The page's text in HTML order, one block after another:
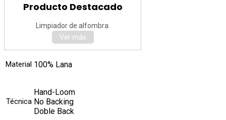
Producto Destacado
Limpiador de alfombra.
Ver más
Material 100% Lana
Técnica
Hand-Loom
No Backing
Doble Back